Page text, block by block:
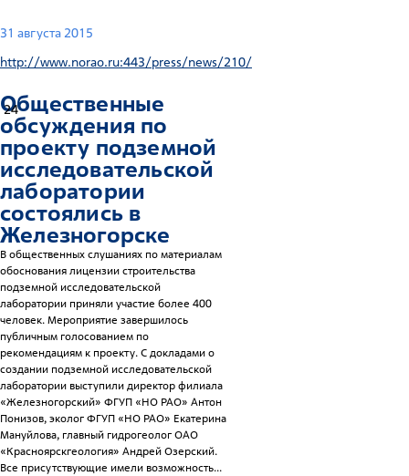
31 августа 2015
http://www.norao.ru:443/press/news/210/
24
Общественные
обсуждения по
проекту подземной
исследовательской
лаборатории
состоялись в
Железногорске
В общественных слушаниях по материалам
обоснования лицензии строительства
подземной исследовательской
лаборатории приняли участие более 400
человек. Мероприятие завершилось
публичным голосованием по
рекомендациям к проекту. С докладами о
создании подземной исследовательской
лаборатории выступили директор филиала
«Железногорский» ФГУП «НО РАО» Антон
Понизов, эколог ФГУП «НО РАО» Екатерина
Мануйлова, главный гидрогеолог ОАО
«Красноярскгеология» Андрей Озерский.
Все присутствующие имели возможность...